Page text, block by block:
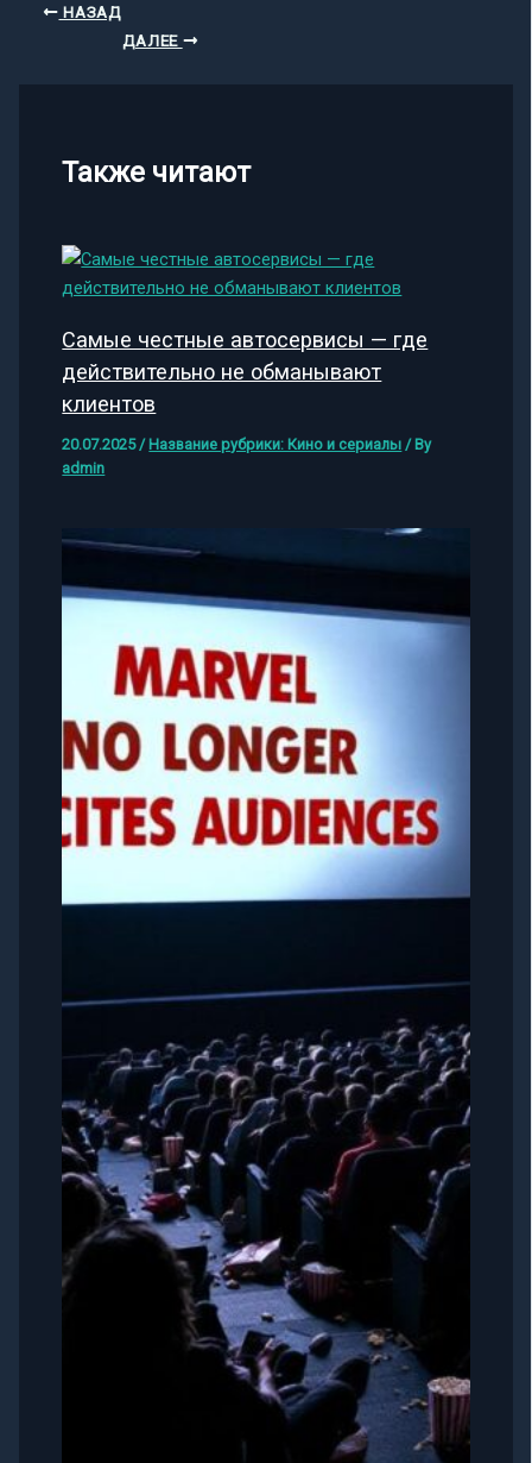
НАЗАД
ДАЛЕЕ
Также читают
Самые честные автосервисы — где
действительно не обманывают
клиентов
20.07.2025 / Название рубрики: Кино и сериалы / By
admin